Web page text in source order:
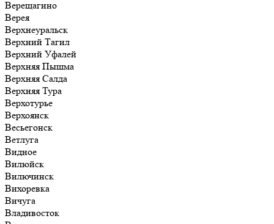
Верещагино
Верея
Верхнеуральск
Верхний Тагил
Верхний Уфалей
Верхняя Пышма
Верхняя Салда
Верхняя Тура
Верхотурье
Верхоянск
Весьегонск
Ветлуга
Видное
Вилюйск
Вилючинск
Вихоревка
Вичуга
Владивосток